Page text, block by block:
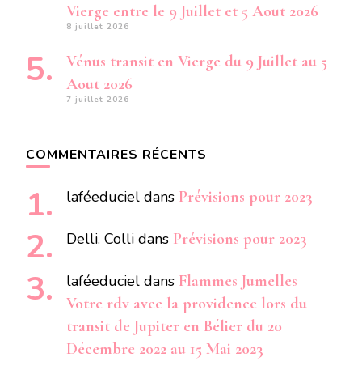
Vierge entre le 9 Juillet et 5 Aout 2026
8 juillet 2026
Vénus transit en Vierge du 9 Juillet au 5
Aout 2026
7 juillet 2026
COMMENTAIRES RÉCENTS
laféeduciel dans Prévisions pour 2023
Delli. Colli dans Prévisions pour 2023
laféeduciel dans Flammes Jumelles
Votre rdv avec la providence lors du
transit de Jupiter en Bélier du 20
Décembre 2022 au 15 Mai 2023